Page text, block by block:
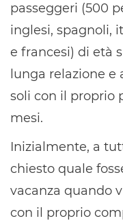
passeggeri (500
inglesi, spagnoli,
e francesi) di età
lunga relazione
soli con il proprio
mesi.
Inizialmente, a
chiesto quale
vacanza quando
con il proprio